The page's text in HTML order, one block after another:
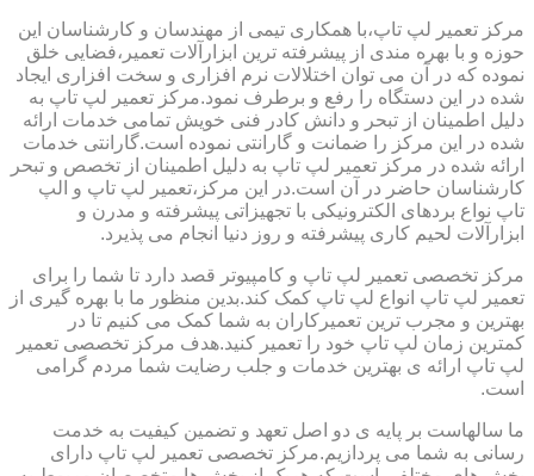
مرکز تعمیر لپ تاپ،با همکاری تیمی از مهندسان و کارشناسان این
حوزه و با بهره مندی از پیشرفته ترین ابزارآلات تعمیر،فضایی خلق
نموده که در آن می توان اختلالات نرم افزاری و سخت افزاری ایجاد
شده در این دستگاه را رفع و برطرف نمود.مرکز تعمیر لپ تاپ به
دلیل اطمینان از تبحر و دانش کادر فنی خویش تمامی خدمات ارائه
شده در این مرکز را ضمانت و گارانتی نموده است.گارانتی خدمات
ارائه شده در مرکز تعمیر لپ تاپ به دلیل اطمینان از تخصص و تبحر
کارشناسان حاضر در آن است.در این مرکز،تعمیر لپ تاپ و الپ
تاپ نواع بردهای الکترونیکی با تجهیزاتی پیشرفته و مدرن و
ابزارآلات لحیم کاری پیشرفته و روز دنیا انجام می پذیرد.
مرکز تخصصی تعمیر لپ تاپ و کامپیوتر قصد دارد تا شما را برای
تعمیر لپ تاپ انواع لپ تاپ کمک کند.بدین منظور ما با بهره گیری از
بهترین و مجرب ترین تعمیرکاران به شما کمک می کنیم تا در
کمترین زمان لپ تاپ خود را تعمیر کنید.هدف مرکز تخصصی تعمیر
لپ تاپ ارائه ی بهترین خدمات و جلب رضایت شما مردم گرامی
است.
ما سالهاست بر پایه ی دو اصل تعهد و تضمین کیفیت به خدمت
رسانی به شما می پردازیم.مرکز تخصصی تعمیر لپ تاپ دارای